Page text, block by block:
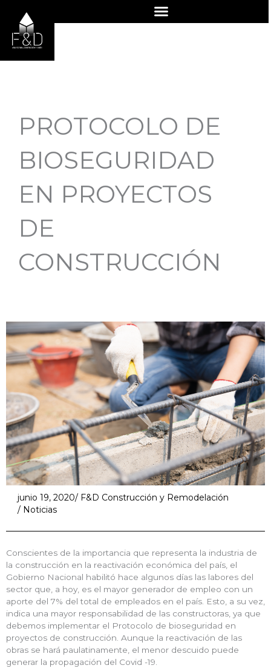
contenido
PROTOCOLO DE
BIOSEGURIDAD
EN PROYECTOS
DE
CONSTRUCCIÓN
junio 19, 2020/ F&D Construcción y Remodelación
/ Noticias
Conscientes de la importancia que representa la industria de
la construcción en la reactivación económica del país, el
Gobierno Nacional habilitó hace algunos días las labores del
sector que, a hoy, es el mayor generador de empleo con un
aporte del 7% del total de empleados en el país. Esto, a su vez,
indica una mayor responsabilidad de las constructoras, ya que
debemos implementar el Protocolo de bioseguridad en
proyectos de construcción. Aunque la reactivación de las
obras se hará paulatinamente, el menor descuido puede
generar la propagación del Covid -19.